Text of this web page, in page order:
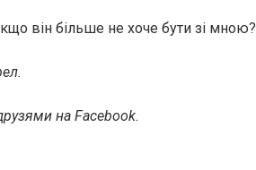
він більше не хоче бути зі мною?
на Facebook.